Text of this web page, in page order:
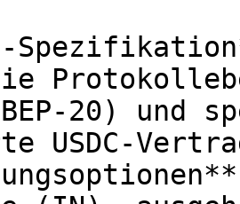
BEP-20) und
USDC-